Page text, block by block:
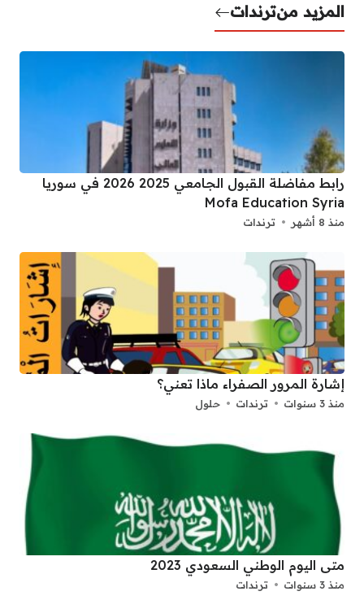
المزيد منترندات
رابط مفاضلة القبول الجامعي 2025 2026 في سوريا
Mofa Education Syria
منذ 8 أشهر ترندات
إشارة المرور الصفراء ماذا تعني؟
منذ 3 سنوات ترندات حلول
متى اليوم الوطني السعودي 2023
منذ 3 سنوات ترندات